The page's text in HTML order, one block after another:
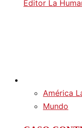
Editor La
América
Mundo